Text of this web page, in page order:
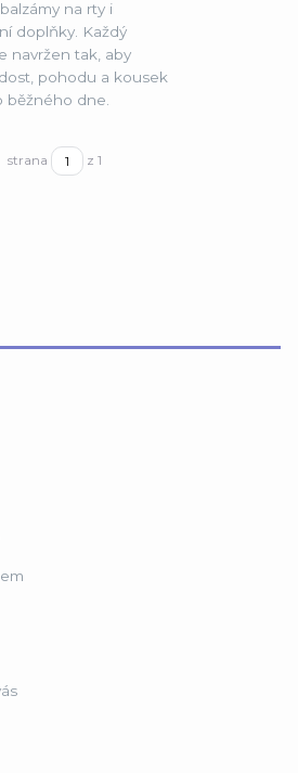
na rty i
doplňky. Každý
navržen tak, aby
pohodu a kousek
běžného dne.
strana z 1